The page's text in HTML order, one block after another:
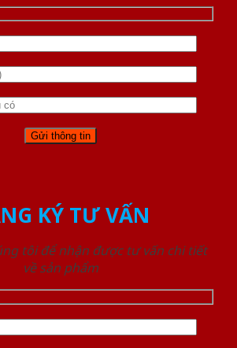
KÝ TƯ VẤN
tôi để nhận được tư vấn chi tiết
về sản phẩm